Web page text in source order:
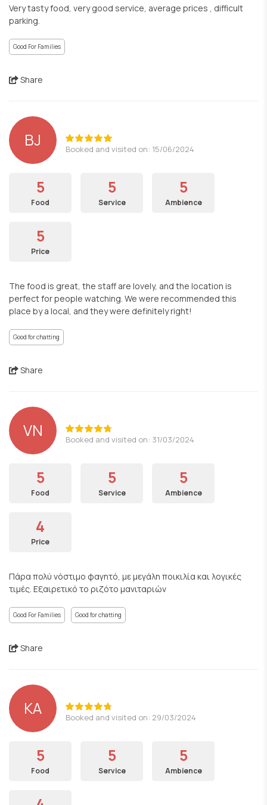
Very tasty food, very good service, average prices , difficult
parking.
Good For Families
Share
BJ Booked and visited on: 15/06/2024
5
Food
5
Service
5
Ambience
5
Price
The food is great, the staff are lovely, and the location is
perfect for people watching. We were recommended this
place by a local, and they were definitely right!
Good for chatting
Share
VN Booked and visited on: 31/03/2024
5
Food
5
Service
5
Ambience
4
Price
Πάρα πολύ νόστιμο φαγητό, με μεγάλη ποικιλία και λογικές
τιμές. Εξαιρετικό το ριζότο μανιταριών
Good For Families Good for chatting
Share
KA Booked and visited on: 29/03/2024
5
Food
5
Service
5
Ambience